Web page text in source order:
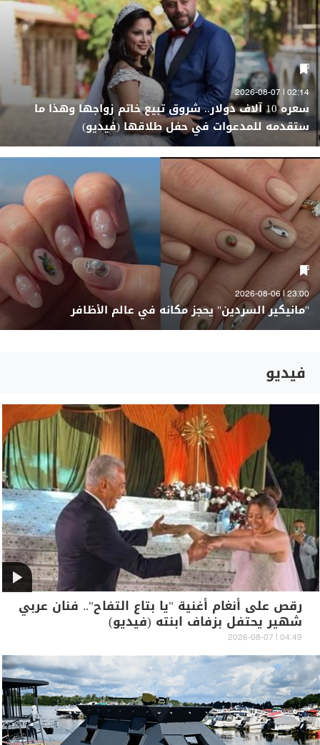
02:14 | 2026-08-07
سعره 10 آلاف دولار.. شروق تبيع خاتم زواجها وهذا ما
ستقدمه للمدعوات في حفل طلاقها (فيديو)
23:00 | 2026-08-06
"مانيكير السردين" يحجز مكانه في عالم الأظافر
فيديو
رقص على أنغام أغنية "يا بتاع التفاح".. فنان عربي
شهير يحتفل بزفاف ابنته (فيديو)
04:49 | 2026-08-07